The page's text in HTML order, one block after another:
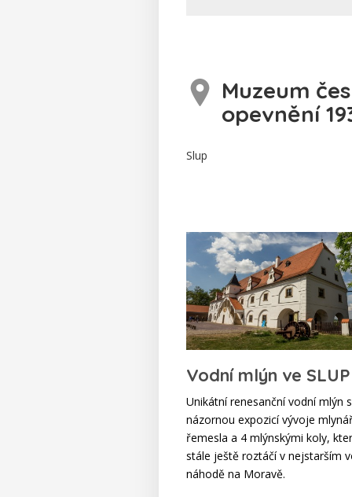
Muzeum
opevnění
Slup
Vodní mlýn ve
Unikátní renesanční vodní mlýn s
názornou expozicí vývoje
řemesla a 4 mlýnskými koly,
stále ještě roztáčí v nejstarším
náhodě na Moravě.